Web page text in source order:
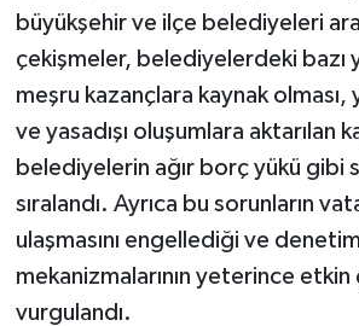
büyükşehir ve ilçe belediyeleri
çekişmeler, belediyelerdeki bazı
meşru kazançlara kaynak olması,
ve yasadışı oluşumlara aktarılan
belediyelerin ağır borç yükü gibi
sıralandı. Ayrıca bu sorunların
ulaşmasını engellediği ve denetim
mekanizmalarının yeterince etkin
vurgulandı.